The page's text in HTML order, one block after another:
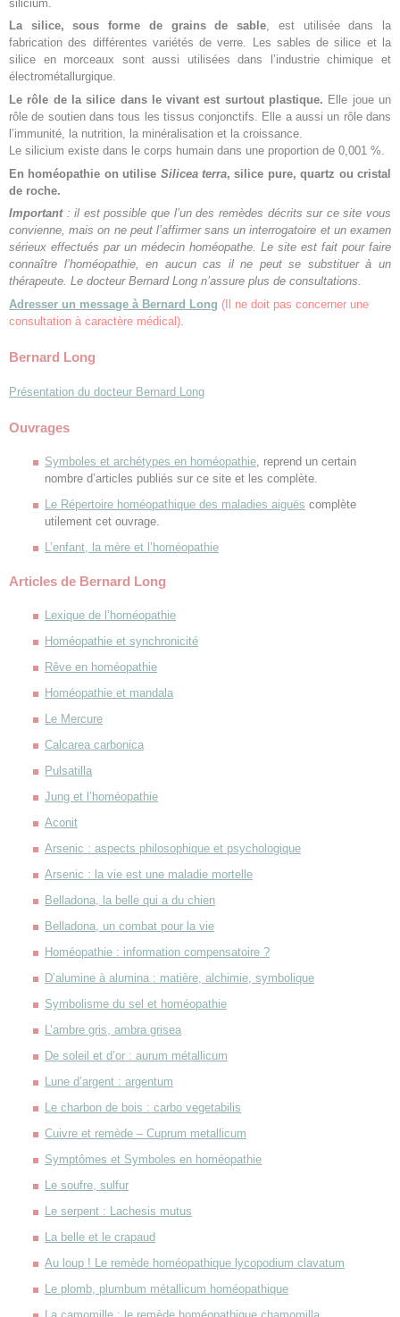
silicium.
La silice, sous forme de grains de sable, est utilisée dans la
fabrication des différentes variétés de verre. Les sables de silice et la
silice en morceaux sont aussi utilisées dans l’industrie chimique et
électrométallurgique.
Le rôle de la silice dans le vivant est surtout plastique. Elle joue un
rôle de soutien dans tous les tissus conjonctifs. Elle a aussi un rôle dans
l’immunité, la nutrition, la minéralisation et la croissance.
Le silicium existe dans le corps humain dans une proportion de 0,001 %.
En homéopathie on utilise Silicea terra, silice pure, quartz ou cristal
de roche.
Important: il est possible que l’un des remèdes décrits sur ce site vous
convienne, mais on ne peut l’affirmer sans un interrogatoire et un examen
sérieux effectués par un médecin homéopathe. Le site est fait pour faire
connaître l’homéopathie, en aucun cas il ne peut se substituer à un
thérapeute. Le docteur Bernard Long n’assure plus de consultations.
Adresser un message à Bernard Long (Il ne doit pas concerner une
consultation à caractère médical).
Bernard Long
Présentation du docteur Bernard Long
Ouvrages
Symboles et archétypes en homéopathie , reprend un certain
nombre d’articles publiés sur ce site et les complète.
Le Répertoire homéopathique des maladies aiguës complète
utilement cet ouvrage.
L’enfant, la mère et l’homéopathie
Articles de Bernard Long
Lexique de l’homéopathie
Homéopathie et synchronicité
Rêve en homéopathie
Homéopathie et mandala
Le Mercure
Calcarea carbonica
Pulsatilla
Jung et l’homéopathie
Aconit
Arsenic : aspects philosophique et psychologique
Arsenic : la vie est une maladie mortelle
Belladona, la belle qui a du chien
Belladona, un combat pour la vie
Homéopathie : information compensatoire ?
D’alumine à alumina : matière, alchimie, symbolique
Symbolisme du sel et homéopathie
L’ambre gris, ambra grisea
De soleil et d’or : aurum métallicum
Lune d’argent : argentum
Le charbon de bois : carbo vegetabilis
Cuivre et remède – Cuprum metallicum
Symptômes et Symboles en homéopathie
Le soufre, sulfur
Le serpent : Lachesis mutus
La belle et le crapaud
Au loup ! Le remède homéopathique lycopodium clavatum
Le plomb, plumbum métallicum homéopathique